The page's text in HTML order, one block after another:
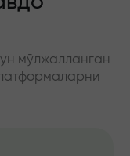
мўлжалланган